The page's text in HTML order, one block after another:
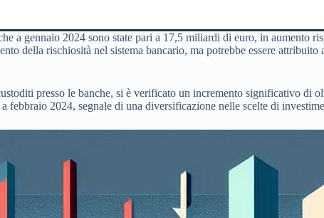
a gennaio 2024 sono state pari a 17,5 miliardi di euro, in aumento
della rischiosità nel sistema bancario, ma potrebbe essere
presso le banche, si è verificato un incremento significativo di
febbraio 2024, segnale di una diversificazione nelle scelte di